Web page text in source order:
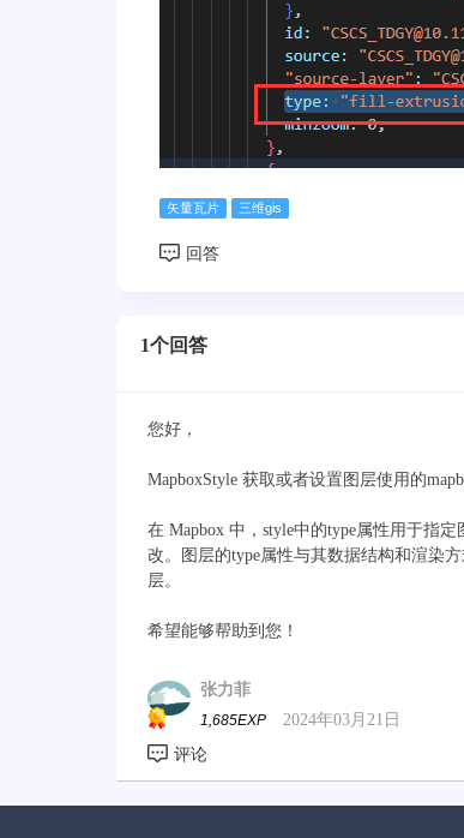
矢量瓦片 三维gis
1个回答
您好，
MapboxStyle 获取或者设置图层使用的
在 Mapbox 中，style中的type属性用于指
改。图层的type属性与其数据结构和渲染
层。
希望能够帮助到您！
张力菲
1,685EXP 2024年03月21日